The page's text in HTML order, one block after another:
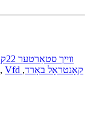
ווייך סטאַרטער 22קוו
, Vfd קאָנטראָל באָרד,